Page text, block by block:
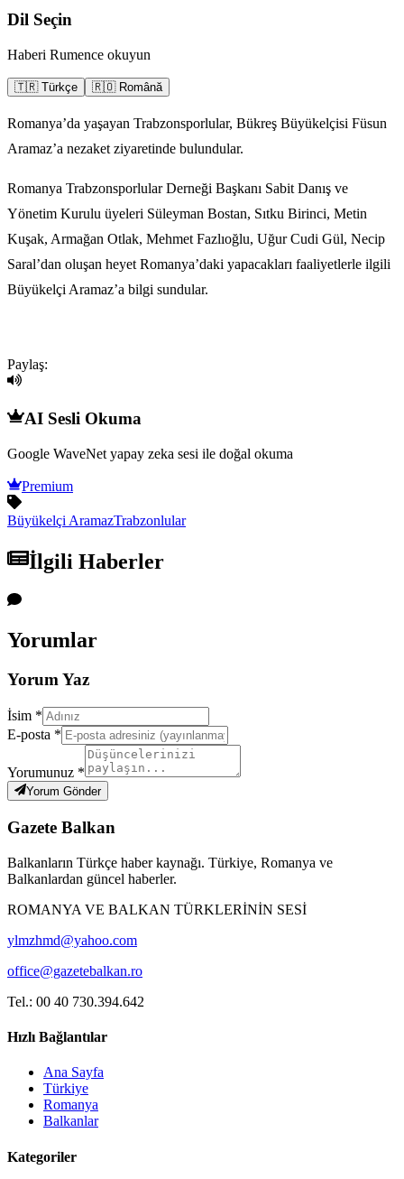
Dil Seçin
Haberi Rumence okuyun
🇹🇷 Türkçe 🇷🇴 Română
Romanya’da yaşayan Trabzonsporlular, Bükreş Büyükelçisi Füsun
Aramaz’a nezaket ziyaretinde bulundular.
Romanya Trabzonsporlular Derneği Başkanı Sabit Danış ve
Yönetim Kurulu üyeleri Süleyman Bostan, Sıtku Birinci, Metin
Kuşak, Armağan Otlak, Mehmet Fazlıoğlu, Uğur Cudi Gül, Necip
Saral’dan oluşan heyet Romanya’daki yapacakları faaliyetlerle ilgili
Büyükelçi Aramaz’a bilgi sundular.
Paylaş:
AI Sesli Okuma
Google WaveNet yapay zeka sesi ile doğal okuma
Premium
Büyükelçi AramazTrabzonlular
İlgili Haberler
Yorumlar
Yorum Yaz
İsim *
E-posta *
Yorumunuz *
Yorum Gönder
Gazete Balkan
Balkanların Türkçe haber kaynağı. Türkiye, Romanya ve
Balkanlardan güncel haberler.
ROMANYA VE BALKAN TÜRKLERİNİN SESİ
ylmzhmd@yahoo.com
office@gazetebalkan.ro
Tel.: 00 40 730.394.642
Hızlı Bağlantılar
Ana Sayfa
Türkiye
Romanya
Balkanlar
Kategoriler